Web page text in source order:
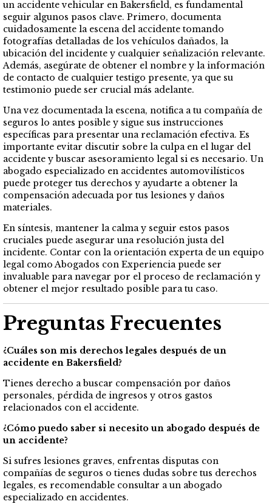
un accidente vehicular en Bakersfield, es fundamental
seguir algunos pasos clave. Primero, documenta
cuidadosamente la escena del accidente tomando
fotografías detalladas de los vehículos dañados, la
ubicación del incidente y cualquier señalización relevante.
Además, asegúrate de obtener el nombre y la información
de contacto de cualquier testigo presente, ya que su
testimonio puede ser crucial más adelante.
Una vez documentada la escena, notifica a tu compañía de
seguros lo antes posible y sigue sus instrucciones
específicas para presentar una reclamación efectiva. Es
importante evitar discutir sobre la culpa en el lugar del
accidente y buscar asesoramiento legal si es necesario. Un
abogado especializado en accidentes automovilísticos
puede proteger tus derechos y ayudarte a obtener la
compensación adecuada por tus lesiones y daños
materiales.
En síntesis, mantener la calma y seguir estos pasos
cruciales puede asegurar una resolución justa del
incidente. Contar con la orientación experta de un equipo
legal como Abogados con Experiencia puede ser
invaluable para navegar por el proceso de reclamación y
obtener el mejor resultado posible para tu caso.
Preguntas Frecuentes
¿Cuáles son mis derechos legales después de un
accidente en Bakersfield?
Tienes derecho a buscar compensación por daños
personales, pérdida de ingresos y otros gastos
relacionados con el accidente.
¿Cómo puedo saber si necesito un abogado después de
un accidente?
Si sufres lesiones graves, enfrentas disputas con
compañías de seguros o tienes dudas sobre tus derechos
legales, es recomendable consultar a un abogado
especializado en accidentes.